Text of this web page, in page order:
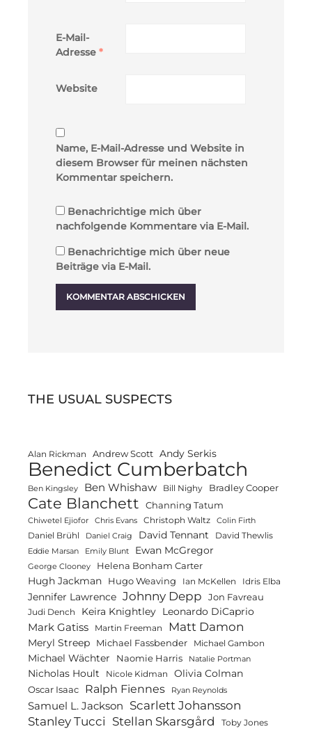
E-Mail-
Adresse *
Website
Name, E-Mail-Adresse und Website in
diesem Browser für meinen nächsten
Kommentar speichern.
Benachrichtige mich über
nachfolgende Kommentare via E-Mail.
Benachrichtige mich über neue
Beiträge via E-Mail.
THE USUAL SUSPECTS
Alan Rickman Andrew Scott Andy Serkis
Benedict Cumberbatch
Ben Kingsley Ben Whishaw Bill Nighy Bradley Cooper
Cate Blanchett Channing Tatum
Chiwetel Ejiofor Chris Evans Christoph Waltz Colin Firth
Daniel Brühl Daniel Craig David Tennant David Thewlis
Eddie Marsan Emily Blunt Ewan McGregor
George Clooney Helena Bonham Carter
Hugh Jackman Hugo Weaving Ian McKellen Idris Elba
Jennifer Lawrence Johnny Depp Jon Favreau
Judi Dench Keira Knightley Leonardo DiCaprio
Mark Gatiss Martin Freeman Matt Damon
Meryl Streep Michael Fassbender Michael Gambon
Michael Wächter Naomie Harris Natalie Portman
Nicholas Hoult Nicole Kidman Olivia Colman
Oscar Isaac Ralph Fiennes Ryan Reynolds
Samuel L. Jackson Scarlett Johansson
Stanley Tucci Stellan Skarsgård Toby Jones